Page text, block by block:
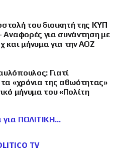
του διοικητή της ΚΥΠ
Αναφορές για συνάντηση με
και μήνυμα για την ΑΟΖ
Γιατί
τα «χρόνια της αθωότητας»
μήνυμα του «Πολίτη
ΠΟΛΙΤΙΚΗ
TV